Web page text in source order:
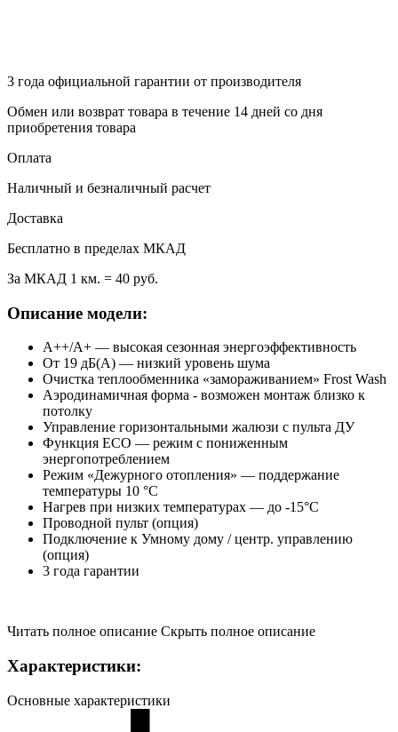
3 года официальной гарантии от производителя
Обмен или возврат товара в течение 14 дней со дня
приобретения товара
Оплата
Наличный и безналичный расчет
Доставка
Бесплатно в пределах МКАД
За МКАД 1 км. = 40 руб.
Описание модели:
A++/A+ — высокая сезонная энергоэффективность
От 19 дБ(А) — низкий уровень шума
Очистка теплообменника «замораживанием» Frost Wash
Аэродинамичная форма - возможен монтаж близко к
потолку
Управление горизонтальными жалюзи с пульта ДУ
Функция ECO — режим с пониженным
энергопотреблением
Режим «Дежурного отопления» — поддержание
температуры 10 °C
Нагрев при низких температурах — до -15°C
Проводной пульт (опция)
Подключение к Умному дому / центр. управлению
(опция)
3 года гарантии
Читать полное описание Скрыть полное описание
Характеристики:
Основные характеристики